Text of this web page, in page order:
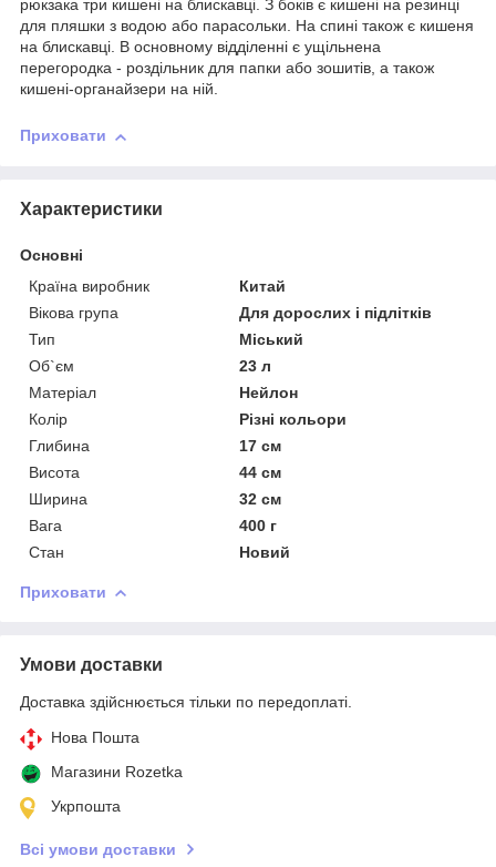
рюкзака три кишені на блискавці. З боків є кишені на резинці
для пляшки з водою або парасольки. На спині також є кишеня
на блискавці. В основному відділенні є ущільнена
перегородка - роздільник для папки або зошитів, а також
кишені-органайзери на ній.
Приховати
Характеристики
Основні
Країна виробник
Китай
Вікова група
Для дорослих і підлітків
Тип
Міський
Об`єм
23 л
Матеріал
Нейлон
Колір
Різні кольори
Глибина
17 см
Висота
44 см
Ширина
32 см
Вага
400 г
Стан
Новий
Приховати
Умови доставки
Доставка здійснюється тільки по передоплаті.
Нова Пошта
Магазини Rozetka
Укрпошта
Всі умови доставки